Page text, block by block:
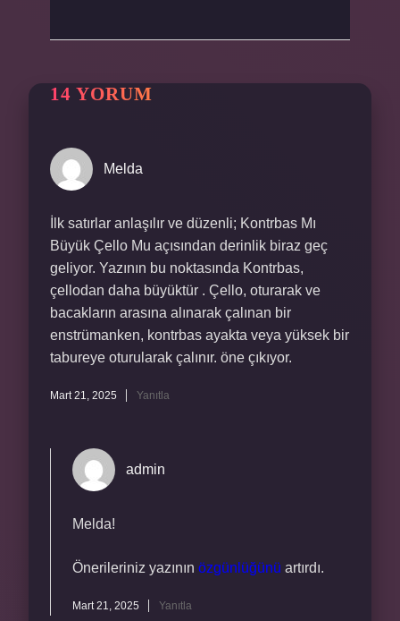
14 YORUM
Melda
İlk satırlar anlaşılır ve düzenli; Kontrbas Mı
Büyük Çello Mu açısından derinlik biraz geç
geliyor. Yazının bu noktasında Kontrbas,
çellodan daha büyüktür . Çello, oturarak ve
bacakların arasına alınarak çalınan bir
enstrümanken, kontrbas ayakta veya yüksek bir
tabureye oturularak çalınır. öne çıkıyor.
Mart 21, 2025 Yanıtla
admin
Melda!
Önerileriniz yazının özgünlüğünü artırdı.
Mart 21, 2025 Yanıtla